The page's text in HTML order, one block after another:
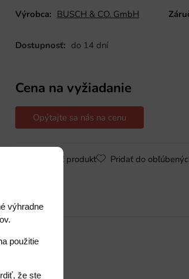
výhradne
použitie
že ste
Výrobca: BUSCH & CO. GmbH
Dostupnosť: do 14 dní
Cena na vyžiadanie
Opýtajte sa nás na cenu
Sledovať produkt Pridať do